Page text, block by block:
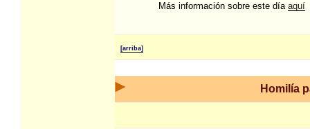
Más información sobre este día aquí
[arriba]
Homilía